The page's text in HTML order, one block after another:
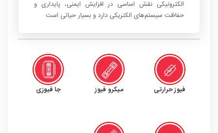
الکترونیکی نقش اساسی در افزایش ایمنی، پایداری و
حفاظت سیستم‌های الکتریکی دارد و بسیار حیاتی است
فیوز حرارتی میکرو فیوز جا فیوزی